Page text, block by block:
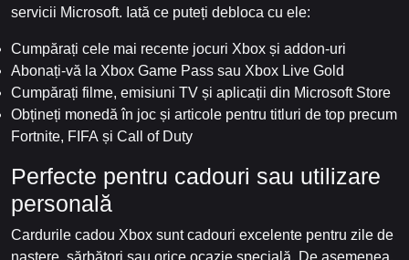
servicii Microsoft. Iată ce puteți debloca cu ele:
Cumpărați cele mai recente jocuri Xbox și addon-uri
Abonați-vă la Xbox Game Pass sau Xbox Live Gold
Cumpărați filme, emisiuni TV și aplicații din Microsoft Store
Obțineți monedă în joc și articole pentru titluri de top precum
Fortnite, FIFA și Call of Duty
Perfecte pentru cadouri sau utilizare
personală
Cardurile cadou Xbox sunt cadouri excelente pentru zile de
naștere, sărbători sau orice ocazie specială. De asemenea,